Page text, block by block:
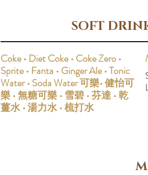
SOFT
Coke • Diet Coke • Coke Zero •
Sprite • Fanta • Ginger Ale • Tonic
Water • Soda Water 可樂• 健怡可
樂 • 無糖可樂 • 雪碧 • 芬達 • 乾
薑水 • 湯力水 • 梳打水